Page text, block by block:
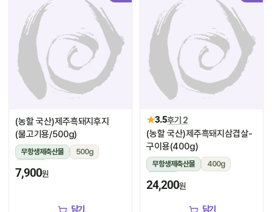
(농할 국산)제주흑돼지후지
(불고기용/500g)
무항생제축산물
500g
냉장
7,900원
담기
★3.5후기 2
(농할 국산)제주흑돼지삼겹살-
구이용(400g)
무항생제축산물
400g
냉장
24,200원
담기